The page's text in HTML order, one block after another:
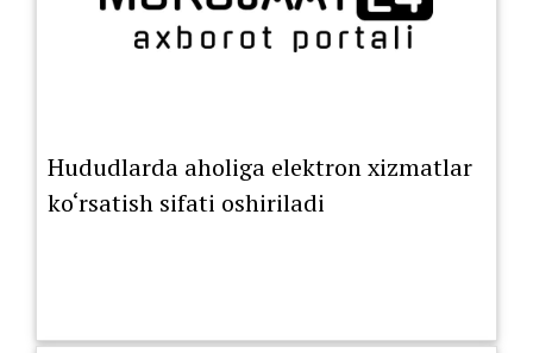
Hududlarda aholiga elektron xizmatlar
ko‘rsatish sifati oshiriladi